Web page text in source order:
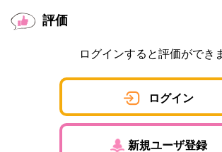
評価
ログインすると評価ができ
ログイン
新規ユーザ登録